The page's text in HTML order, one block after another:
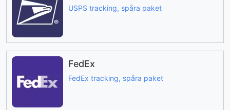
USPS tracking, spåra paket
FedEx
FedEx tracking, spåra paket